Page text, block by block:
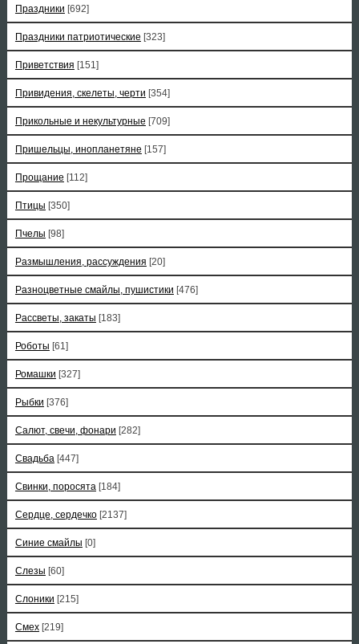
Праздники [692]
Праздники патриотические [323]
Приветствия [151]
Привидения, скелеты, черти [354]
Прикольные и некультурные [709]
Пришельцы, инопланетяне [157]
Прощание [112]
Птицы [350]
Пчелы [98]
Размышления, рассуждения [20]
Разноцветные смайлы, пушистики [476]
Рассветы, закаты [183]
Роботы [61]
Ромашки [327]
Рыбки [376]
Салют, свечи, фонари [282]
Свадьба [447]
Свинки, поросята [184]
Сердце, сердечко [2137]
Синие смайлы [0]
Слезы [60]
Слоники [215]
Смех [219]